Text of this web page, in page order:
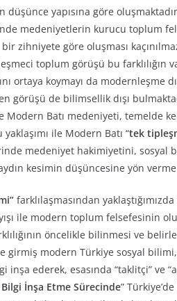
yapısına göre
medeniyetlerin kurucu toplum
zihniyete göre oluşması
toplum görüşü bu farklılığın
ortaya koymayı da modernleşme
görüşü de bilimsellik dışı
Batı medeniyeti, temelde
ile Modern Batı “tek
medeniyet hakimiyetini, sosyal
kesimin düşüncesine yön verme
farklılaşmasından
ile modern toplum felsefesinin
öncelikle bilinmesi ve
girmiş modern Türkiye sosyal
ederek, esasında “taklitçi” ve
İnşa Etme Sürecinde”